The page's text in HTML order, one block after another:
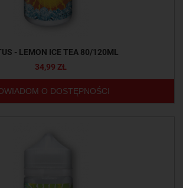
- LEMON ICE TEA 80/120ML
34,99 ZŁ
O DOSTĘPNOŚCI